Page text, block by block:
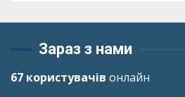
Зараз з нами
67 користувачів онлайн